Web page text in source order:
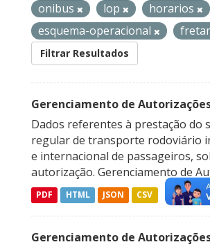
onibus
lop
horarios
esquema-operacional
Filtrar Resultados
Gerenciamento de
Dados referentes à prestação do
regular de transporte rodoviário
e internacional de passageiros,
autorização. Gerenciamento de
PDF HTML JSON CSV
Gerenciamento de